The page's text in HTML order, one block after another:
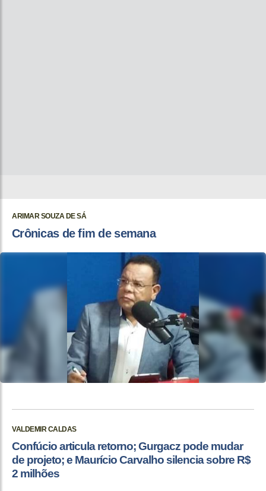
ARIMAR SOUZA DE SÁ
Crônicas de fim de semana
VALDEMIR CALDAS
Confúcio articula retorno; Gurgacz pode mudar
de projeto; e Maurício Carvalho silencia sobre R$
2 milhões